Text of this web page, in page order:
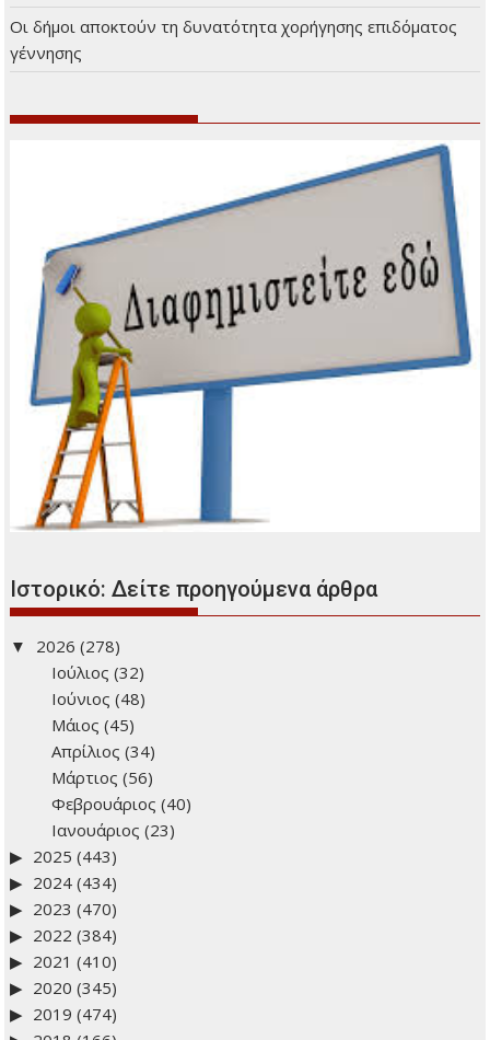
Οι δήμοι αποκτούν τη δυνατότητα χορήγησης επιδόματος
γέννησης
Ιστορικό: Δείτε προηγούμενα άρθρα
2026 (278)
Ιούλιος (32)
Ιούνιος (48)
Μάιος (45)
Απρίλιος (34)
Μάρτιος (56)
Φεβρουάριος (40)
Ιανουάριος (23)
2025 (443)
2024 (434)
2023 (470)
2022 (384)
2021 (410)
2020 (345)
2019 (474)